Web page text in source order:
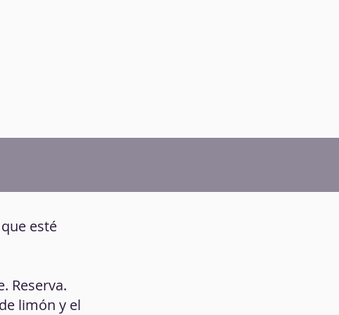
esté
Reserva.
limón y el